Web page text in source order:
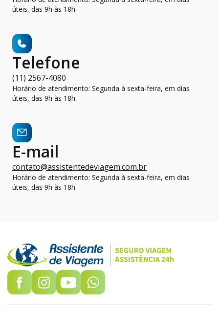
úteis, das 9h às 18h.
Telefone
(11) 2567-4080
Horário de atendimento: Segunda à sexta-feira, em dias
úteis, das 9h às 18h.
E-mail
contato@assistentedeviagem.com.br
Horário de atendimento: Segunda à sexta-feira, em dias
úteis, das 9h às 18h.